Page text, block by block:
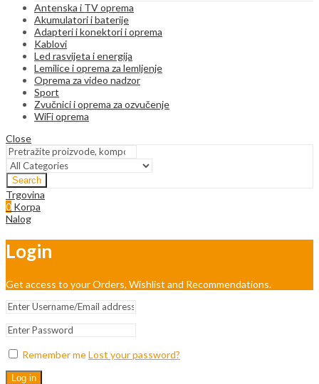
Antenska i TV oprema
Akumulatori i baterije
Adapteri i konektori i oprema
Kablovi
Led rasvijeta i energija
Lemilice i oprema za lemljenje
Oprema za video nadzor
Sport
Zvučnici i oprema za ozvučenje
WiFi oprema
Close
Search
Trgovina
0 Korpa
Nalog
Login
Get access to your Orders, Wishlist and Recommendations.
Remember meLost your password?
Log in